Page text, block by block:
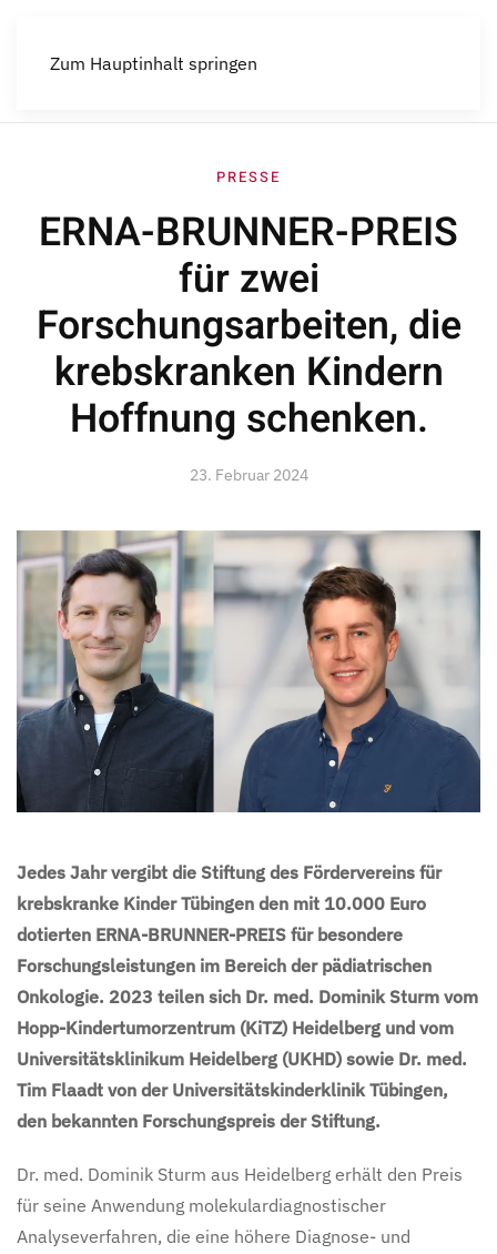
Zum Hauptinhalt springen
PRESSE
ERNA-BRUNNER-PREIS
für zwei
Forschungsarbeiten, die
krebskranken Kindern
Hoffnung schenken.
23. Februar 2024
Jedes Jahr vergibt die Stiftung des Fördervereins für
krebskranke Kinder Tübingen den mit 10.000 Euro
dotierten ERNA-BRUNNER-PREIS für besondere
Forschungsleistungen im Bereich der pädiatrischen
Onkologie. 2023 teilen sich Dr. med. Dominik Sturm vom
Hopp-Kindertumorzentrum (KiTZ) Heidelberg und vom
Universitätsklinikum Heidelberg (UKHD) sowie Dr. med.
Tim Flaadt von der Universitätskinderklinik Tübingen,
den bekannten Forschungspreis der Stiftung.
Dr. med. Dominik Sturm aus Heidelberg erhält den Preis
für seine Anwendung molekulardiagnostischer
Analyseverfahren, die eine höhere Diagnose- und